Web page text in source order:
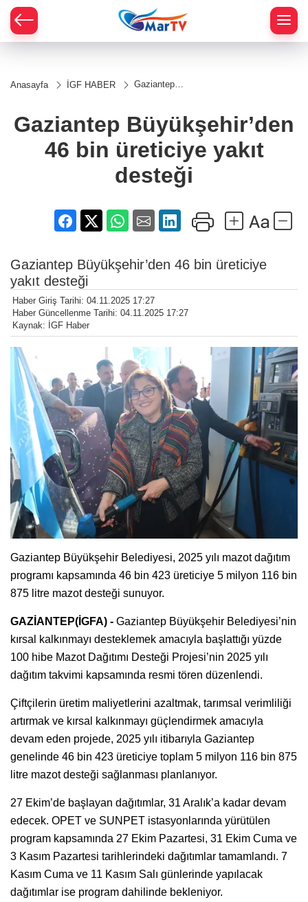
Anasayfa İGF HABER
Gaziantep
yakıt desteği
Gaziantep Büyükşehir’den
46 bin üreticiye yakıt
desteği
Gaziantep Büyükşehir’den 46 bin üreticiye
yakıt desteği
Haber Giriş Tarihi: 04.11.2025 17:27
Haber Güncellenme Tarihi: 04.11.2025 17:27
Kaynak: İGF Haber
Gaziantep Büyükşehir Belediyesi, 2025 yılı mazot dağıtım
programı kapsamında 46 bin 423 üreticiye 5 milyon 116 bin
875 litre mazot desteği sunuyor.
GAZİANTEP(İGFA) - Gaziantep Büyükşehir Belediyesi’nin
kırsal kalkınmayı desteklemek amacıyla başlattığı yüzde
100 hibe Mazot Dağıtımı Desteği Projesi’nin 2025 yılı
dağıtım takvimi kapsamında resmi tören düzenlendi.
Çiftçilerin üretim maliyetlerini azaltmak, tarımsal verimliliği
artırmak ve kırsal kalkınmayı güçlendirmek amacıyla
devam eden projede, 2025 yılı itibarıyla Gaziantep
genelinde 46 bin 423 üreticiye toplam 5 milyon 116 bin 875
litre mazot desteği sağlanması planlanıyor.
27 Ekim’de başlayan dağıtımlar, 31 Aralık’a kadar devam
edecek. OPET ve SUNPET istasyonlarında yürütülen
program kapsamında 27 Ekim Pazartesi, 31 Ekim Cuma ve
3 Kasım Pazartesi tarihlerindeki dağıtımlar tamamlandı. 7
Kasım Cuma ve 11 Kasım Salı günlerinde yapılacak
dağıtımlar ise program dahilinde bekleniyor.